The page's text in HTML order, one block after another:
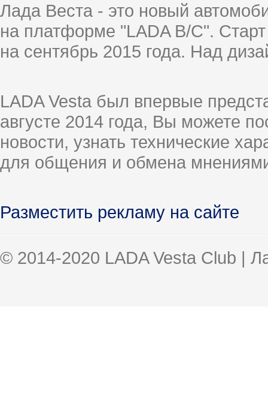
Лада Веста - это новый
на платформе "LADA B/C".
на сентябрь 2015 года. Над
LADA Vesta был впервые
августе 2014 года, Вы можете
новости, узнать технические
для общения и обмена
Разместить рекламу на сайте
© 2014-2020 LADA Vesta Club |